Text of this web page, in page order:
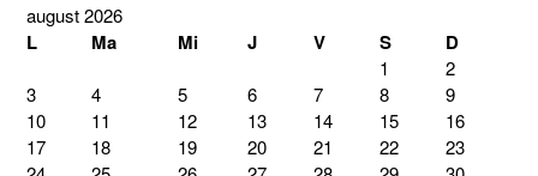
august 2026
L Ma Mi J V S D
1
2
3
4 5 6 7 8
9
10
11 12 13 14 15
16
17
18 19 20 21 22
23